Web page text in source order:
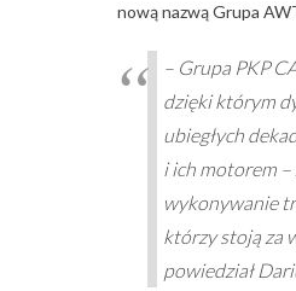
nową nazwą Grupa
– Grupa PKP
dzięki którym
ubiegłych
i ich motorem
wykonywanie
którzy stoją za
powiedział